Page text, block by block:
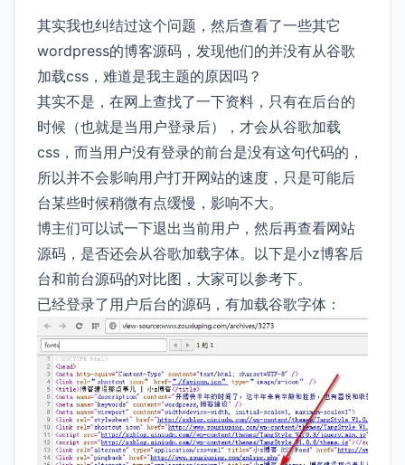
其实我也纠结过这个问题，然后查看了一些其它
wordpress的博客源码，发现他们的并没有从谷歌
加载css，难道是我主题的原因吗？
其实不是，在网上查找了一下资料，只有在后台的
时候（也就是当用户登录后），才会从谷歌加载
css，而当用户没有登录的前台是没有这句代码的，
所以并不会影响用户打开网站的速度，只是可能后
台某些时候稍微有点缓慢，影响不大。
博主们可以试一下退出当前用户，然后再查看网站
源码，是否还会从谷歌加载字体。以下是小z博客后
台和前台源码的对比图，大家可以参考下。
已经登录了用户后台的源码，有加载谷歌字体：